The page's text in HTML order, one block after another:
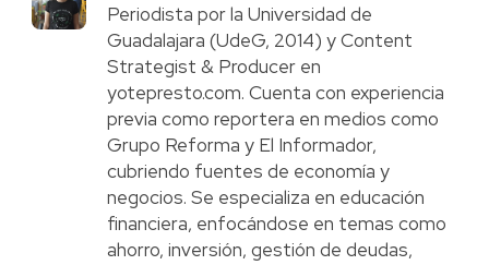
Periodista por la Universidad de
Guadalajara (UdeG, 2014) y Content
Strategist & Producer en
yotepresto.com. Cuenta con experiencia
previa como reportera en medios como
Grupo Reforma y El Informador,
cubriendo fuentes de economía y
negocios. Se especializa en educación
financiera, enfocándose en temas como
ahorro, inversión, gestión de deudas,